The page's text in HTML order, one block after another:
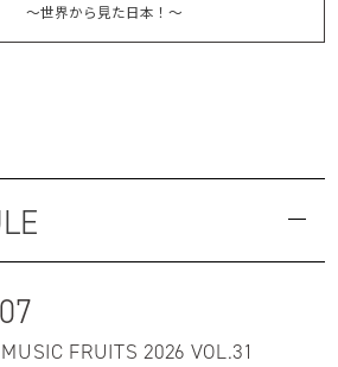
〜世界から見た日本！〜
FRUITS 2026 VOL.31